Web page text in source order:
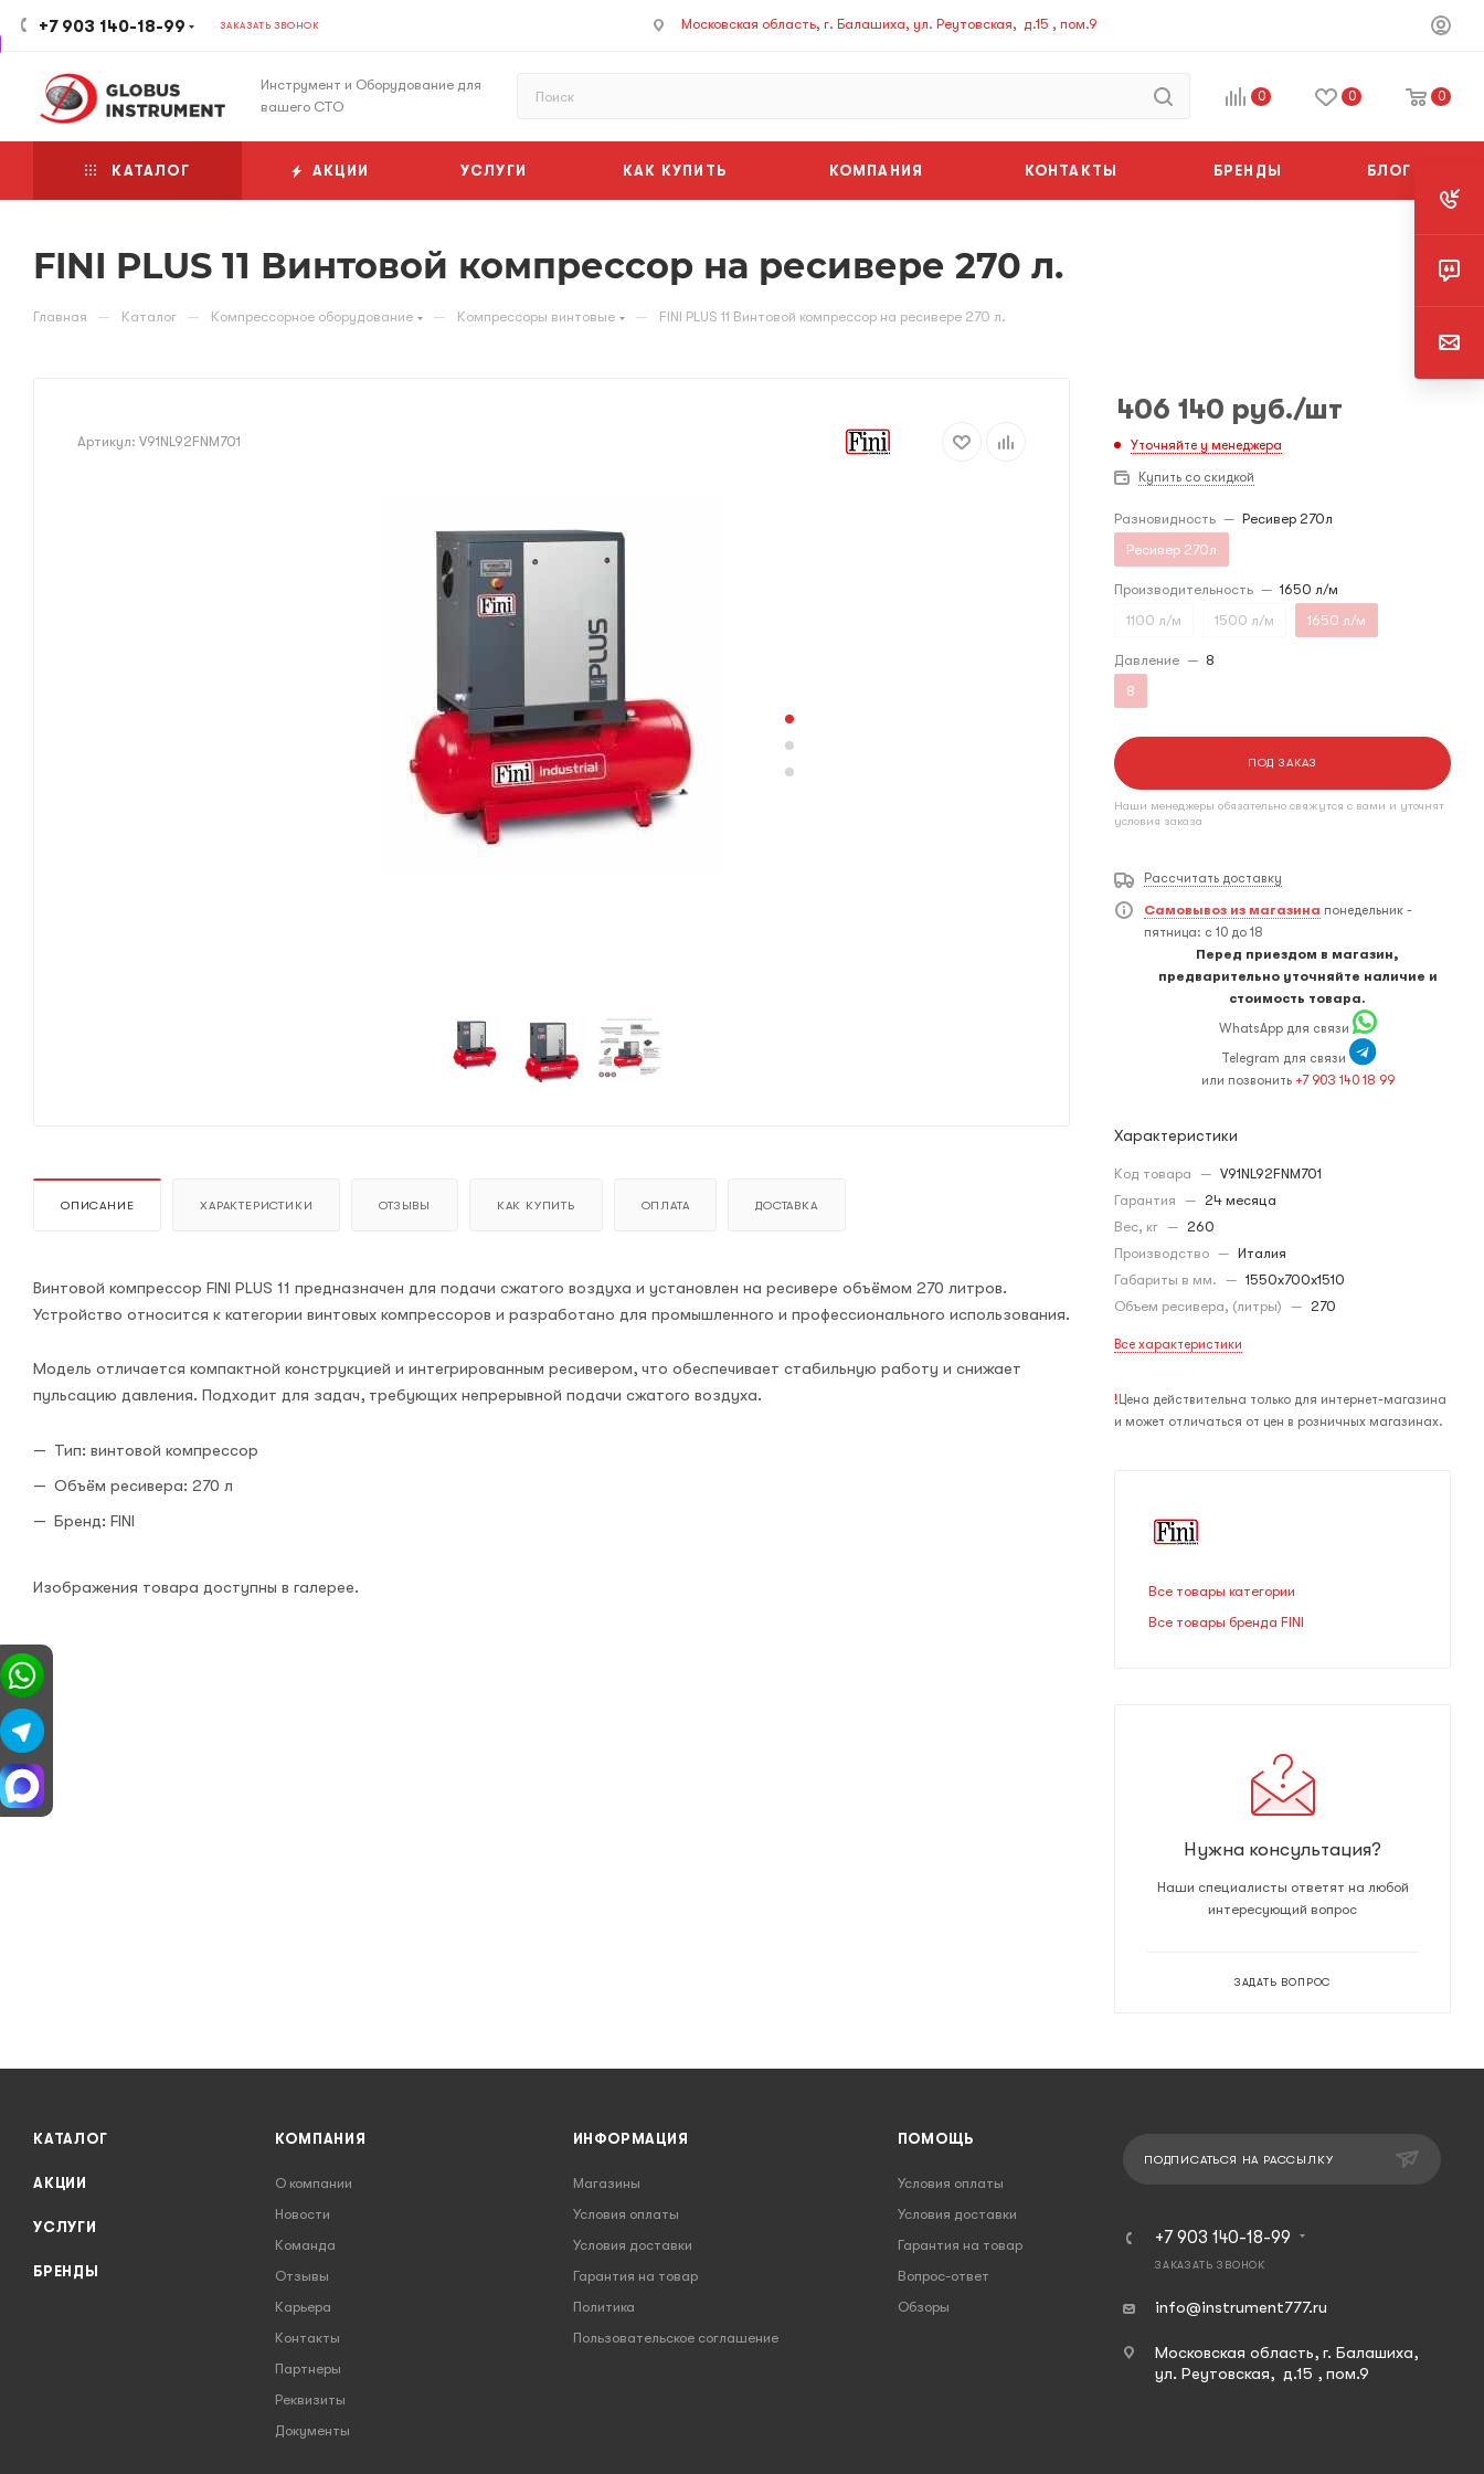
+7 903 140-18-99 ЗАКАЗАТЬ ЗВОНОК Московская область, г. Балашиха, ул. Реутовская, д.15 , пом.9
Инструмент и Оборудование для
вашего СТО
0 0 0
КАТАЛОГ АКЦИИ УСЛУГИ КАК КУПИТЬ КОМПАНИЯ КОНТАКТЫ БРЕНДЫ БЛОГ
FINI PLUS 11 Винтовой компрессор на ресивере 270 л.
Главная — Каталог — Компрессорное оборудование — Компрессоры винтовые — FINI PLUS 11 Винтовой компрессор на ресивере 270 л.
Артикул: V91NL92FNM701
ОПИСАНИЕ ХАРАКТЕРИСТИКИ ОТЗЫВЫ КАК КУПИТЬ ОПЛАТА ДОСТАВКА
Винтовой компрессор FINI PLUS 11 предназначен для подачи сжатого воздуха и установлен на ресивере объёмом 270 литров.
Устройство относится к категории винтовых компрессоров и разработано для промышленного и профессионального использования.
Модель отличается компактной конструкцией и интегрированным ресивером, что обеспечивает стабильную работу и снижает
пульсацию давления. Подходит для задач, требующих непрерывной подачи сжатого воздуха.
Тип: винтовой компрессор
Объём ресивера: 270 л
Бренд: FINI
Изображения товара доступны в галерее.
406 140 руб./шт
Уточняйте у менеджера
Купить со скидкой
Разновидность — Ресивер 270л
Ресивер 270л
Производительность — 1650 л/м
1100 л/м
1500 л/м 1650 л/м
Давление — 8
8
ПОД ЗАКАЗ
Наши менеджеры обязательно свяжутся с вами и уточнят
условия заказа
Рассчитать доставку
Самовывоз из магазина понедельник -
пятница: с 10 до 18
Перед приездом в магазин,
предварительно уточняйте наличие и
стоимость товара.
WhatsApp для связи
Telegram для связи
или позвонить +7 903 140 18 99
Характеристики
Код товара — V91NL92FNM701
Гарантия — 24 месяца
Вес, кг — 260
Производство — Италия
Габариты в мм. — 1550x700x1510
Объем ресивера, (литры) — 270
Все характеристики
! Цена действительна только для интернет-магазина
и может отличаться от цен в розничных магазинах.
Все товары категории
Все товары бренда FINI
Нужна консультация?
Наши специалисты ответят на любой
интересующий вопрос
ЗАДАТЬ ВОПРОС
КАТАЛОГ
АКЦИИ
УСЛУГИ
БРЕНДЫ
КОМПАНИЯ
О компании
Новости
Команда
Отзывы
Карьера
Контакты
Партнеры
Реквизиты
Документы
ИНФОРМАЦИЯ
Магазины
Условия оплаты
Условия доставки
Гарантия на товар
Политика
Пользовательское соглашение
ПОМОЩЬ
Условия оплаты
Условия доставки
Гарантия на товар
Вопрос-ответ
Обзоры
ПОДПИСАТЬСЯ НА РАССЫЛКУ
+7 903 140-18-99
ЗАКАЗАТЬ ЗВОНОК
info@instrument777.ru
Московская область, г. Балашиха,
ул. Реутовская, д.15 , пом.9